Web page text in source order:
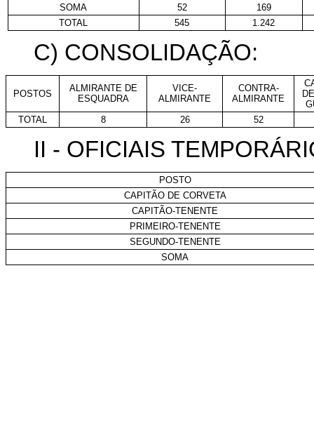
SOMA
52
169
TOTAL
545 1.242
C) CONSOLIDAÇÃO:
POSTOS
ALMIRANTE DE
ESQUADRA
VICE-
ALMIRANTE
CONTRA-
ALMIRANTE
TOTAL
8 26 52
II - OFICIAIS
POSTO
CAPITÃO DE CORVETA
CAPITÃO-TENENTE
PRIMEIRO-TENENTE
SEGUNDO-TENENTE
SOMA